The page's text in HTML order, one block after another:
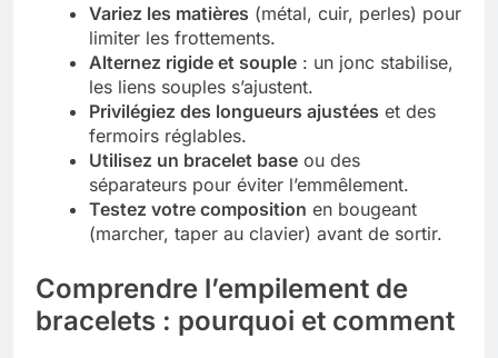
Variez les matières (métal, cuir, perles) pour
limiter les frottements.
Alternez rigide et souple : un jonc stabilise,
les liens souples s’ajustent.
Privilégiez des longueurs ajustées et des
fermoirs réglables.
Utilisez un bracelet base ou des
séparateurs pour éviter l’emmêlement.
Testez votre composition en bougeant
(marcher, taper au clavier) avant de sortir.
Comprendre l’empilement de
bracelets : pourquoi et comment